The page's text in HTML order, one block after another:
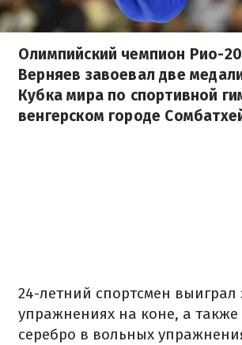
Олимпийский чемпион Рио-
Верняев завоевал две
Кубка мира по спортивной
венгерском городе
24-летний спортсмен выиграл
упражнениях на коне, а также
серебро в вольных